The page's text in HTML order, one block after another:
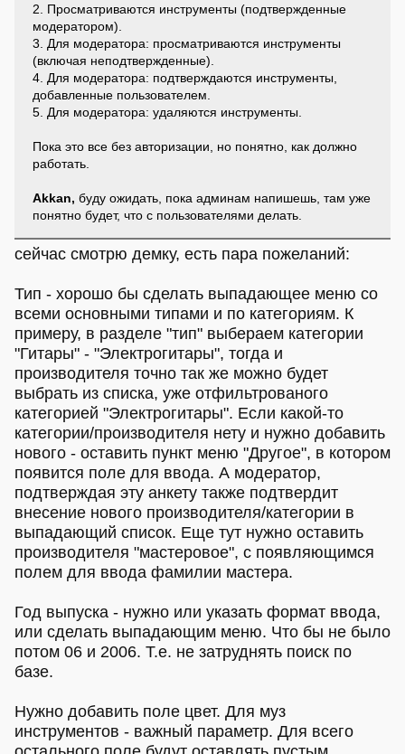
2. Просматриваются инструменты (подтвержденные
модератором).
3. Для модератора: просматриваются инструменты
(включая неподтвержденные).
4. Для модератора: подтверждаются инструменты,
добавленные пользователем.
5. Для модератора: удаляются инструменты.
Пока это все без авторизации, но понятно, как должно
работать.
Akkan, буду ожидать, пока админам напишешь, там уже
понятно будет, что с пользователями делать.
сейчас смотрю демку, есть пара пожеланий:
Тип - хорошо бы сделать выпадающее меню со
всеми основными типами и по категориям. К
примеру, в разделе "тип" выбераем категории
"Гитары" - "Электрогитары", тогда и
производителя точно так же можно будет
выбрать из списка, уже отфильтрованого
категорией "Электрогитары". Если какой-то
категории/производителя нету и нужно добавить
нового - оставить пункт меню "Другое", в котором
появится поле для ввода. А модератор,
подтверждая эту анкету также подтвердит
внесение нового производителя/категории в
выпадающий список. Еще тут нужно оставить
производителя "мастеровое", с появляющимся
полем для ввода фамилии мастера.
Год выпуска - нужно или указать формат ввода,
или сделать выпадающим меню. Что бы не было
потом 06 и 2006. Т.е. не затруднять поиск по
базе.
Нужно добавить поле цвет. Для муз
инструментов - важный параметр. Для всего